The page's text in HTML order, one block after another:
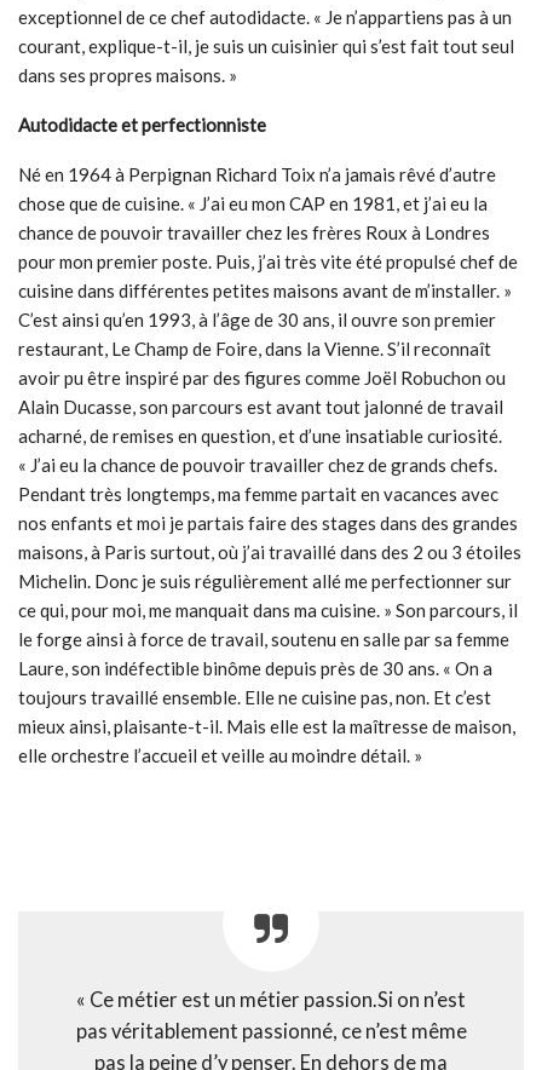
exceptionnel de ce chef autodidacte. « Je n’appartiens pas à un
courant, explique-t-il, je suis un cuisinier qui s’est fait tout seul
dans ses propres maisons. »
Autodidacte et perfectionniste
Né en 1964 à Perpignan Richard Toix n’a jamais rêvé d’autre
chose que de cuisine. « J’ai eu mon CAP en 1981, et j’ai eu la
chance de pouvoir travailler chez les frères Roux à Londres
pour mon premier poste. Puis, j’ai très vite été propulsé chef de
cuisine dans différentes petites maisons avant de m’installer. »
C’est ainsi qu’en 1993, à l’âge de 30 ans, il ouvre son premier
restaurant, Le Champ de Foire, dans la Vienne. S’il reconnaît
avoir pu être inspiré par des figures comme Joël Robuchon ou
Alain Ducasse, son parcours est avant tout jalonné de travail
acharné, de remises en question, et d’une insatiable curiosité.
« J’ai eu la chance de pouvoir travailler chez de grands chefs.
Pendant très longtemps, ma femme partait en vacances avec
nos enfants et moi je partais faire des stages dans des grandes
maisons, à Paris surtout, où j’ai travaillé dans des 2 ou 3 étoiles
Michelin. Donc je suis régulièrement allé me perfectionner sur
ce qui, pour moi, me manquait dans ma cuisine. » Son parcours, il
le forge ainsi à force de travail, soutenu en salle par sa femme
Laure, son indéfectible binôme depuis près de 30 ans. « On a
toujours travaillé ensemble. Elle ne cuisine pas, non. Et c’est
mieux ainsi, plaisante-t-il. Mais elle est la maîtresse de maison,
elle orchestre l’accueil et veille au moindre détail. »
« Ce métier est un métier passion.Si on n’est
pas véritablement passionné, ce n’est même
pas la peine d’y penser. En dehors de ma